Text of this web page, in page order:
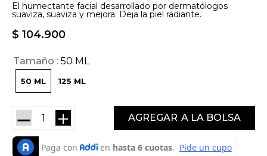
El humectante facial desarrollado por dermatólogos
suaviza, suaviza y mejora. Deja la piel radiante.
$ 104.900
Tamaño 50 ML
125 ML
50 ML
＋
－ AGREGAR